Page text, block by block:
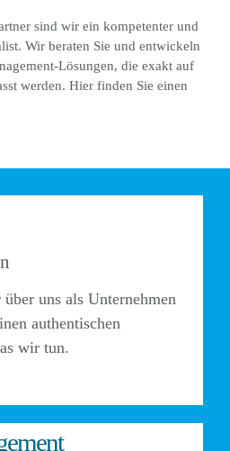
sind wir ein kompetenter und
Wir beraten Sie und entwickeln
Lösungen, die exakt auf
werden. Hier finden Sie einen
uns als Unternehmen
authentischen
wir tun.